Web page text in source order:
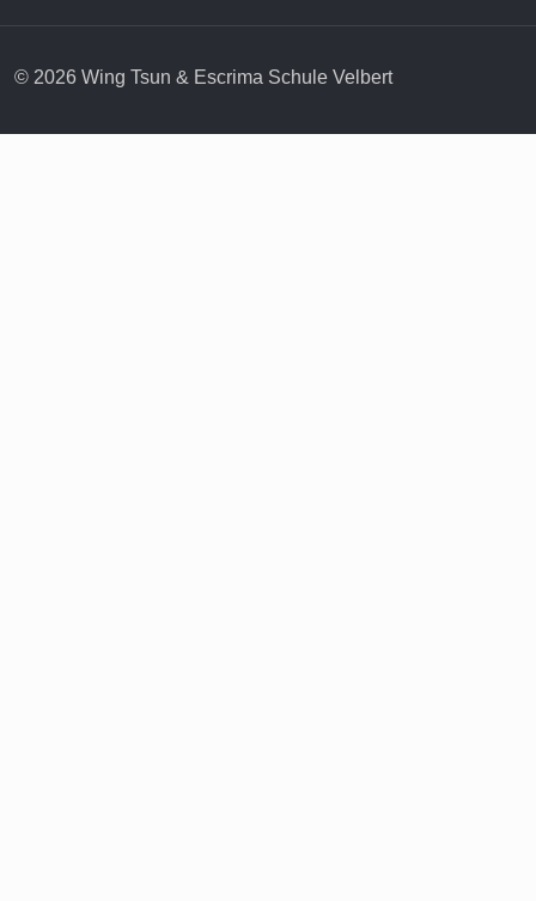
© 2026 Wing Tsun & Escrima Schule Velbert